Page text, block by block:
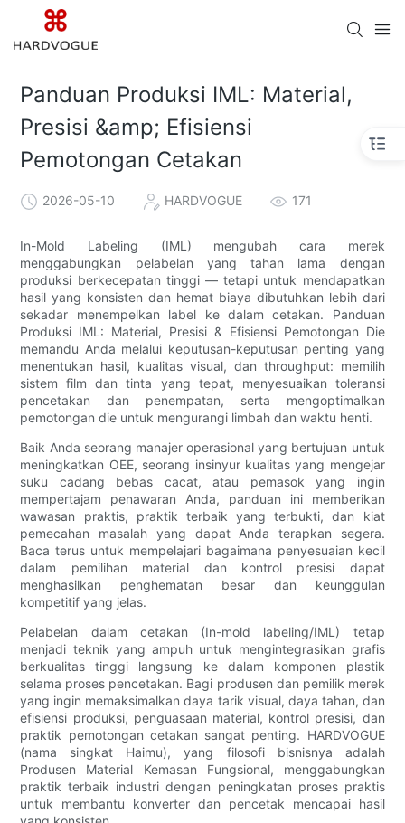
Panduan Produksi IML: Material,
Presisi &amp; Efisiensi
Pemotongan Cetakan
2026-05-10 HARDVOGUE 171
In-Mold Labeling (IML) mengubah cara merek
menggabungkan pelabelan yang tahan lama dengan
produksi berkecepatan tinggi — tetapi untuk mendapatkan
hasil yang konsisten dan hemat biaya dibutuhkan lebih dari
sekadar menempelkan label ke dalam cetakan. Panduan
Produksi IML: Material, Presisi & Efisiensi Pemotongan Die
memandu Anda melalui keputusan-keputusan penting yang
menentukan hasil, kualitas visual, dan throughput: memilih
sistem film dan tinta yang tepat, menyesuaikan toleransi
pencetakan dan penempatan, serta mengoptimalkan
pemotongan die untuk mengurangi limbah dan waktu henti.
Baik Anda seorang manajer operasional yang bertujuan untuk
meningkatkan OEE, seorang insinyur kualitas yang mengejar
suku cadang bebas cacat, atau pemasok yang ingin
mempertajam penawaran Anda, panduan ini memberikan
wawasan praktis, praktik terbaik yang terbukti, dan kiat
pemecahan masalah yang dapat Anda terapkan segera.
Baca terus untuk mempelajari bagaimana penyesuaian kecil
dalam pemilihan material dan kontrol presisi dapat
menghasilkan penghematan besar dan keunggulan
kompetitif yang jelas.
Pelabelan dalam cetakan (In-mold labeling/IML) tetap
menjadi teknik yang ampuh untuk mengintegrasikan grafis
berkualitas tinggi langsung ke dalam komponen plastik
selama proses pencetakan. Bagi produsen dan pemilik merek
yang ingin memaksimalkan daya tarik visual, daya tahan, dan
efisiensi produksi, penguasaan material, kontrol presisi, dan
praktik pemotongan cetakan sangat penting. HARDVOGUE
(nama singkat Haimu), yang filosofi bisnisnya adalah
Produsen Material Kemasan Fungsional, menggabungkan
praktik terbaik industri dengan peningkatan proses praktis
untuk membantu konverter dan pencetak mencapai hasil